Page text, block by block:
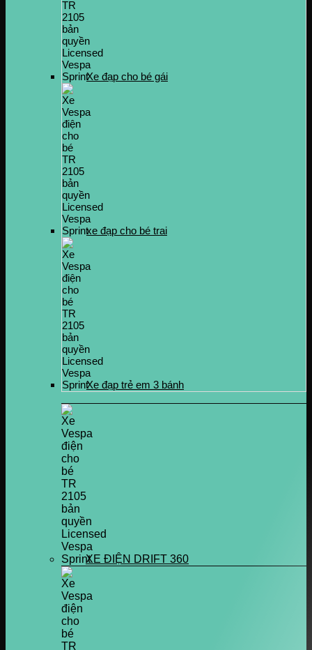
Xe đạp cho bé gái
xe đạp cho bé trai
Xe đạp trẻ em 3 bánh
XE ĐIỆN DRIFT 360